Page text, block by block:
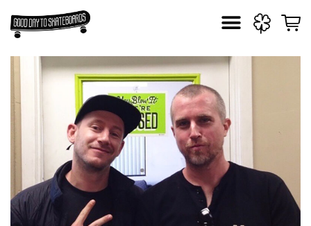
to
content